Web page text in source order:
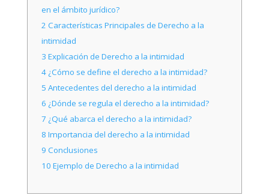
en el ámbito jurídico?
2 Características Principales de Derecho a la
intimidad
3 Explicación de Derecho a la intimidad
4 ¿Cómo se define el derecho a la intimidad?
5 Antecedentes del derecho a la intimidad
6 ¿Dónde se regula el derecho a la intimidad?
7 ¿Qué abarca el derecho a la intimidad?
8 Importancia del derecho a la intimidad
9 Conclusiones
10 Ejemplo de Derecho a la intimidad